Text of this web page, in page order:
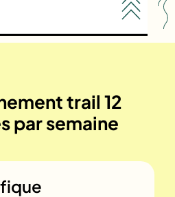
trail 12
par semaine